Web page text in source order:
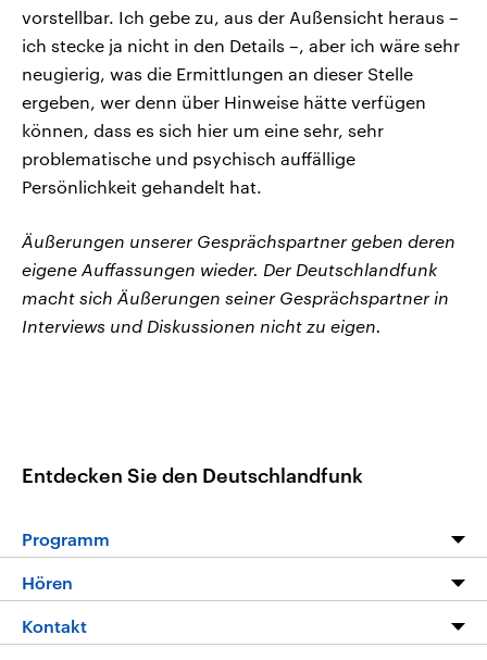
vorstellbar. Ich gebe zu, aus der Außensicht heraus –
ich stecke ja nicht in den Details –, aber ich wäre sehr
neugierig, was die Ermittlungen an dieser Stelle
ergeben, wer denn über Hinweise hätte verfügen
können, dass es sich hier um eine sehr, sehr
problematische und psychisch auffällige
Persönlichkeit gehandelt hat.
Äußerungen unserer Gesprächspartner geben deren
eigene Auffassungen wieder. Der Deutschlandfunk
macht sich Äußerungen seiner Gesprächspartner in
Interviews und Diskussionen nicht zu eigen.
Entdecken Sie den Deutschlandfunk
Programm
Die Nachrichten
Hören
Livestream
Kontakt